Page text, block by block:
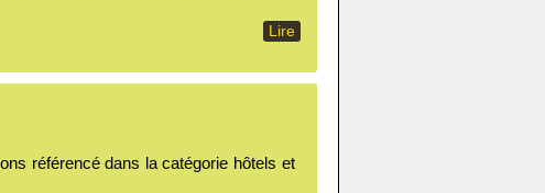
Lire
référencé dans la catégorie hôtels et